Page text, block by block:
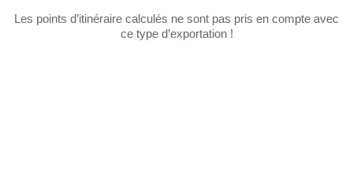
Les points d’itinéraire calculés ne sont pas pris en compte avec
ce type d’exportation !